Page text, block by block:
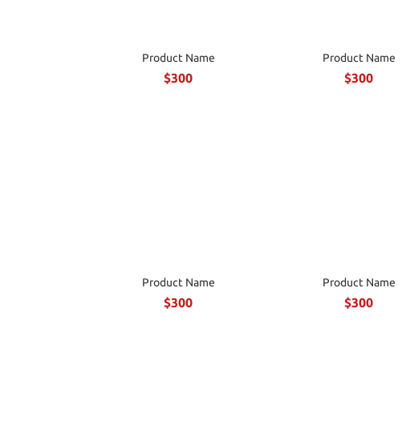
Product Name
$300
Product Name
$300
Product Name
$300
Product Name
$300